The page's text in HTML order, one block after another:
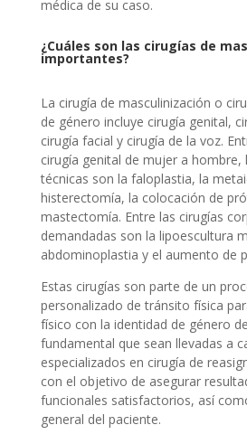
médica de su caso.
¿Cuáles son las cirugías de
importantes?
La cirugía de masculinización o
de género incluye cirugía genital,
cirugía facial y cirugía de la voz.
cirugía genital de mujer a hombre,
técnicas son la faloplastia, la
histerectomía, la colocación de
mastectomía. Entre las cirugías
demandadas son la lipoescultura
abdominoplastia y el aumento de
Estas cirugías son parte de un
personalizado de tránsito física
físico con la identidad de género
fundamental que sean llevadas a
especializados en cirugía de
con el objetivo de asegurar
funcionales satisfactorios, así
general del paciente.